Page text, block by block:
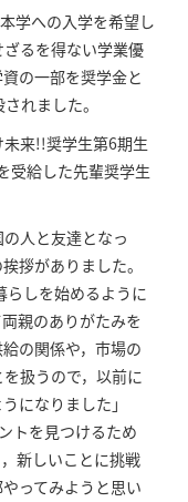
学への入学を希望し
るを得ない学業優
の一部を奨学金と
れました。
来!!奨学生第6期生
受給した先輩奨学生
人と友達となっ
拶がありました。
しを始めるように
親のありがたみを
の関係や，市場の
扱うので，以前に
になりました」
トを見つけるため
新しいことに挑戦
ってみようと思い